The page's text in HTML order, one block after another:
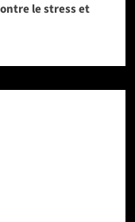
le stress et